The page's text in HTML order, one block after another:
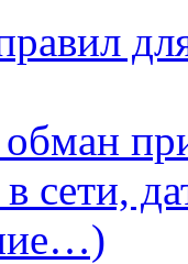
в сети,